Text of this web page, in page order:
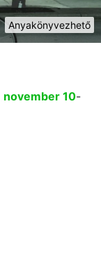
Anyakönyvezhető
november 10-